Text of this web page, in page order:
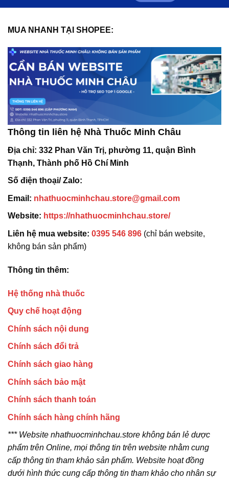
MUA NHANH TẠI SHOPEE:
Thông tin liên hệ Nhà Thuốc Minh Châu
Địa chỉ: 332 Phan Văn Trị, phường 11, quận Bình
Thạnh, Thành phố Hồ Chí Minh
Số điện thoại/ Zalo:
Email: nhathuocminhchau.store@gmail.com
Website: https://nhathuocminhchau.store/
Liên hệ mua website: 0395 546 896 (chỉ bán website,
không bán sản phẩm)
Thông tin thêm:
Hệ thống nhà thuốc
Quy chế hoạt động
Chính sách nội dung
Chính sách đổi trả
Chính sách giao hàng
Chính sách bảo mật
Chính sách thanh toán
Chính sách hàng chính hãng
*** Website nhathuocminhchau.store không bán lẻ dược
phẩm trên Online, mọi thông tin trên website nhằm cung
cấp thông tin tham khảo sản phẩm. Website hoạt đồng
dưới hình thức cung cấp thông tin tham khảo cho nhân sự